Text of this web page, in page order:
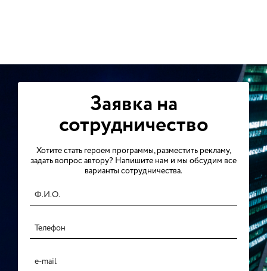
Заявка на
сотрудничество
Хотите стать героем программы, разместить рекламу,
задать вопрос автору? Напишите нам и мы обсудим все
варианты сотрудничества.